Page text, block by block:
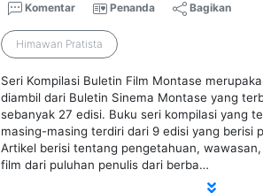
Komentar Penanda Bagikan
Himawan Pratista
Seri Kompilasi Buletin Film Montase
diambil dari Buletin Sinema Montase yang
sebanyak 27 edisi. Buku seri kompilasi yang
masing-masing terdiri dari 9 edisi yang berisi
Artikel berisi tentang pengetahuan,
film dari puluhan penulis dari berba…